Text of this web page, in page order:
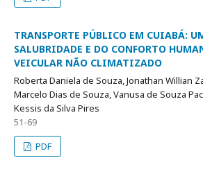
TRANSPORTE PÚBLICO EM CUIABÁ:
SALUBRIDADE E DO CONFORTO
VEICULAR NÃO CLIMATIZADO
Roberta Daniela de Souza, Jonathan Willian
Marcelo Dias de Souza, Vanusa de Souza
Kessis da Silva Pires
51-69
PDF